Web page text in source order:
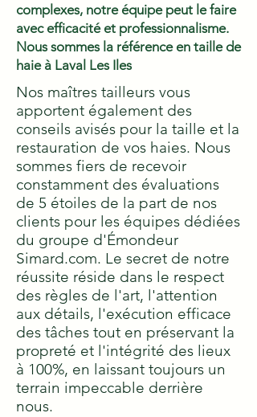
complexes, notre équipe peut le faire
avec efficacité et professionnalisme.
Nous sommes la référence en taille de
haie à Laval Les Iles
Nos maîtres tailleurs vous
apportent également des
conseils avisés pour la taille et la
restauration de vos haies. Nous
sommes fiers de recevoir
constamment des évaluations
de 5 étoiles de la part de nos
clients pour les équipes dédiées
du groupe d'Émondeur
Simard.com. Le secret de notre
réussite réside dans le respect
des règles de l'art, l'attention
aux détails, l'exécution efficace
des tâches tout en préservant la
propreté et l'intégrité des lieux
à 100%, en laissant toujours un
terrain impeccable derrière
nous.